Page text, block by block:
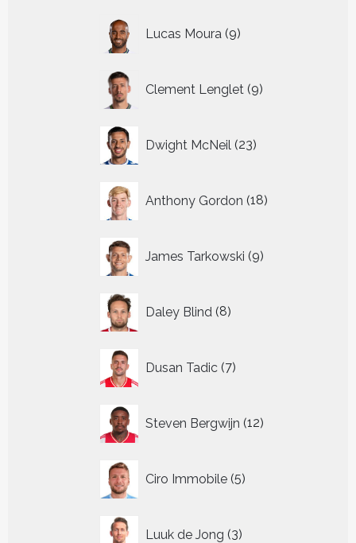
Lucas Moura 9
producten
Clement Lenglet 9
producten
Dwight McNeil 23
producten
Anthony Gordon 18
producten
James Tarkowski 9
producten
Daley Blind 8
producten
Dusan Tadic 7
producten
Steven Bergwijn 12
producten
Ciro Immobile 5
producten
Luuk de Jong 3